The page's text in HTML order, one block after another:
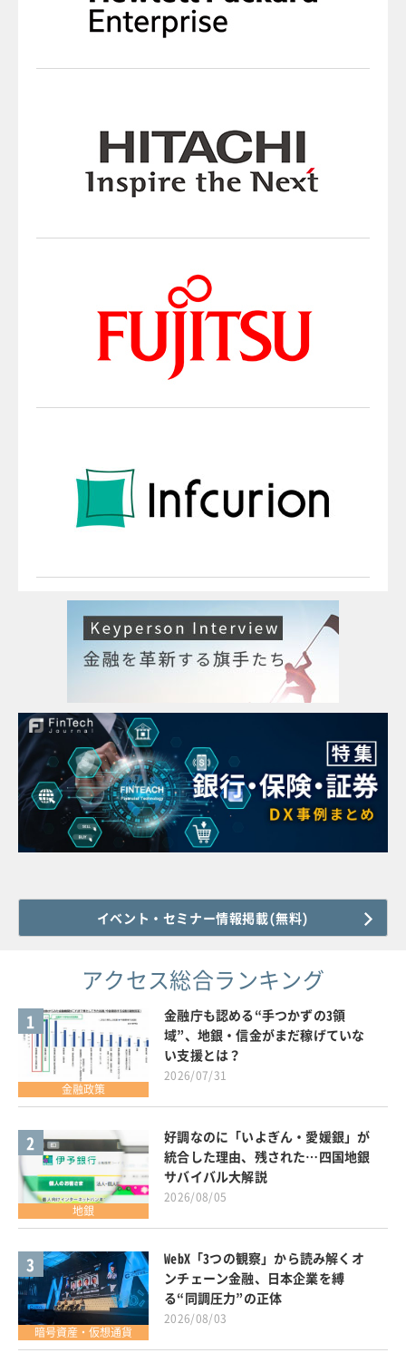
イベント・セミナー情報掲載(無料)
アクセス総合ランキング
1
金融政策
金融庁も認める“手つかずの3領
域”、地銀・信金がまだ稼げていな
い支援とは？
2026/07/31
2
地銀
好調なのに「いよぎん・愛媛銀」が
統合した理由、残された…四国地銀
サバイバル大解説
2026/08/05
3
暗号資産・仮想通貨
WebX「3つの観察」から読み解くオ
ンチェーン金融、日本企業を縛
る“同調圧力”の正体
2026/08/03